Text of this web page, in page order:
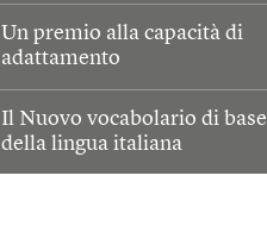
Un premio alla capacità di
adattamento
Il Nuovo vocabolario di base
della lingua italiana